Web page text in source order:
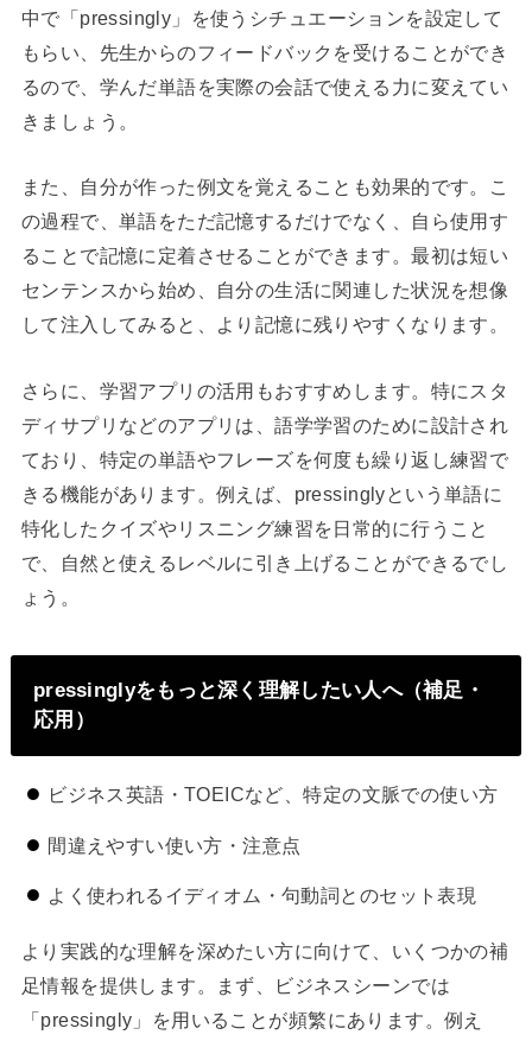
中で「pressingly」を使うシチュエーションを設定して
もらい、先生からのフィードバックを受けることができ
るので、学んだ単語を実際の会話で使える力に変えてい
きましょう。
また、自分が作った例文を覚えることも効果的です。こ
の過程で、単語をただ記憶するだけでなく、自ら使用す
ることで記憶に定着させることができます。最初は短い
センテンスから始め、自分の生活に関連した状況を想像
して注入してみると、より記憶に残りやすくなります。
さらに、学習アプリの活用もおすすめします。特にスタ
ディサプリなどのアプリは、語学学習のために設計され
ており、特定の単語やフレーズを何度も繰り返し練習で
きる機能があります。例えば、pressinglyという単語に
特化したクイズやリスニング練習を日常的に行うこと
で、自然と使えるレベルに引き上げることができるでし
ょう。
pressinglyをもっと深く理解したい人へ（補足・
応用）
ビジネス英語・TOEICなど、特定の文脈での使い方
間違えやすい使い方・注意点
よく使われるイディオム・句動詞とのセット表現
より実践的な理解を深めたい方に向けて、いくつかの補
足情報を提供します。まず、ビジネスシーンでは
「pressingly」を用いることが頻繁にあります。例え